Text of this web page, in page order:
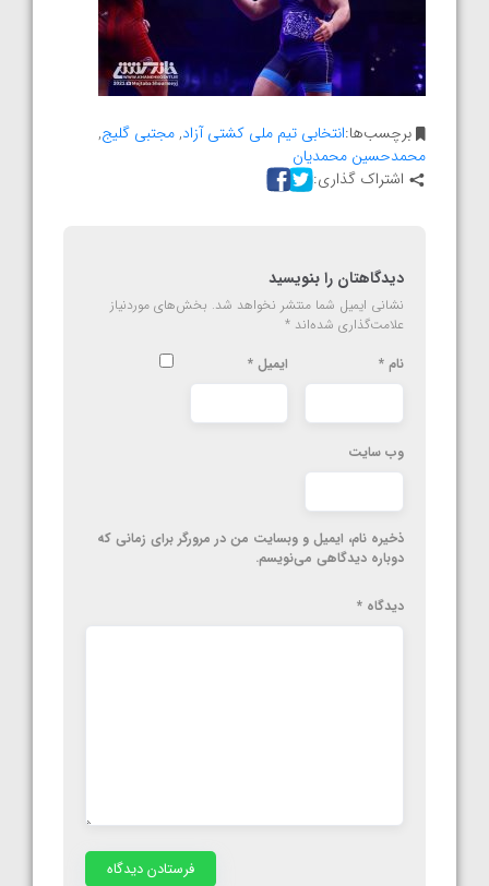
برچسب‌ها:انتخابی تیم ملی کشتی آزاد,مجتبی گلیج,
محمدحسین محمدیان
اشتراک گذاری:
دیدگاهتان را بنویسید
نشانی ایمیل شما منتشر نخواهد شد. بخش‌های موردنیاز
علامت‌گذاری شده‌اند *
نام * ایمیل *
وب‌ سایت
ذخیره نام، ایمیل و وبسایت من در مرورگر برای زمانی که
دوباره دیدگاهی می‌نویسم.
دیدگاه *